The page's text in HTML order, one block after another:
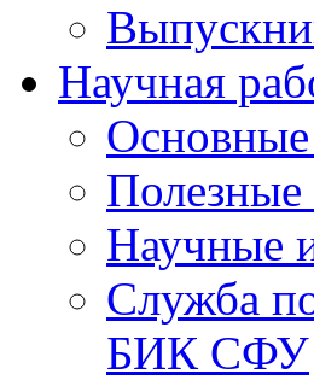
Научная
Полезные
Научные
Служба
БИК СФУ